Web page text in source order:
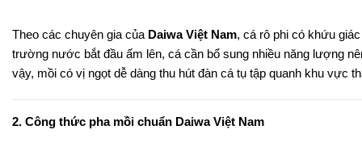
Theo các chuyên gia của Daiwa Việt Nam, cá rô phi có khứu
trường nước bắt đầu ấm lên, cá cần bổ sung nhiều năng lượng
vậy, mồi có vị ngọt dễ dàng thu hút đàn cá tụ tập quanh khu vực
2. Công thức pha mồi chuẩn Daiwa Việt Nam